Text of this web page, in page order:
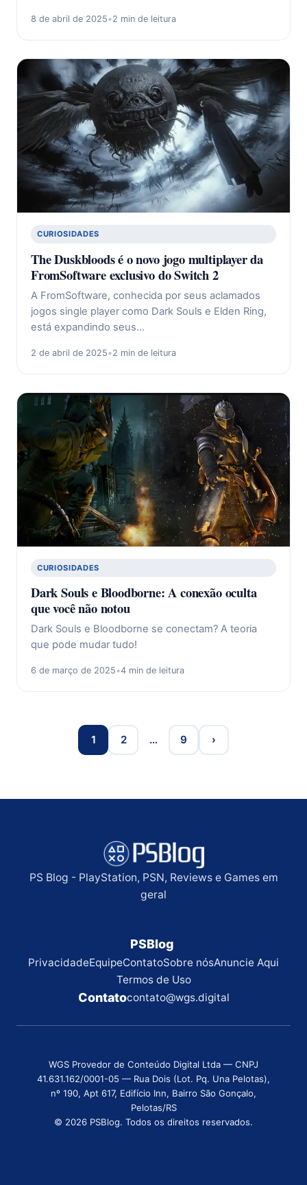
8 de abril de 2025•2 min de leitura
CURIOSIDADES
The Duskbloods é o novo jogo multiplayer da
FromSoftware exclusivo do Switch 2
A FromSoftware, conhecida por seus aclamados
jogos single player como Dark Souls e Elden Ring,
está expandindo seus…
2 de abril de 2025•2 min de leitura
CURIOSIDADES
Dark Souls e Bloodborne: A conexão oculta
que você não notou
Dark Souls e Bloodborne se conectam? A teoria
que pode mudar tudo!
6 de março de 2025•4 min de leitura
1 2 … 9 ›
PS Blog - PlayStation, PSN, Reviews e Games em
geral
PSBlog
PrivacidadeEquipeContatoSobre nósAnuncie Aqui
Termos de Uso
Contatocontato@wgs.digital
WGS Provedor de Conteúdo Digital Ltda — CNPJ
41.631.162/0001-05 — Rua Dois (Lot. Pq. Una Pelotas),
nº 190, Apt 617, Edifício Inn, Bairro São Gonçalo,
Pelotas/RS
© 2026 PSBlog. Todos os direitos reservados.